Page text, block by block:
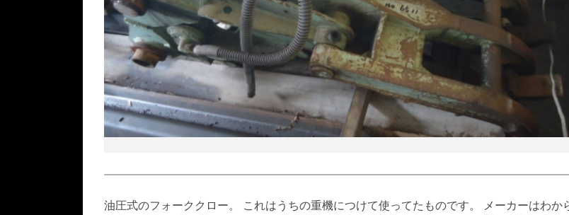
油圧式のフォーククロー。 これはうちの重機につけて使ってたものです。 メーカーはわ